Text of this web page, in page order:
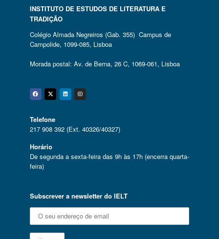
INSTITUTO DE ESTUDOS DE LITERATURA E
TRADIÇÃO
Colégio Almada Negreiros (Gab. 355) Campus de
Campolide, 1099-085, Lisboa
Morada postal: Av. de Berna, 26 C, 1069-061, Lisboa
Facebook
Twitter
Linkedin
Instagram
Telefone
217 908 392 (Ext. 40326/40327)
Horário
De segunda a sexta-feira das 9h às 17h (encerra quarta-
feira)
Subscrever a newsletter do IELT